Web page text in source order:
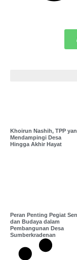
Khoirun Nashih, TPP
Mendampingi Desa
Hingga Akhir Hayat
Peran Penting Pegiat
dan Budaya dalam
Pembangunan Desa
Sumberkradenan